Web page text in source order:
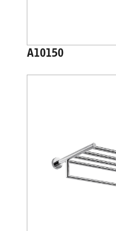
A10150